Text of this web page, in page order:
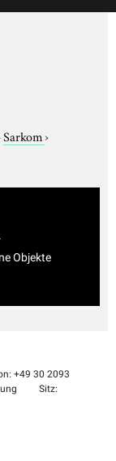
Sarkom›
Objekte
+49 30 2093
Sitz: